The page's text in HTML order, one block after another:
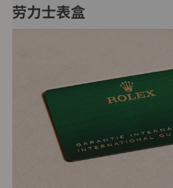
每只劳力士腕表均附有全球五年保用
章，此印章是超卓天文台精密时计的
劳力士表盒
送礼之用亦非常合适，接收礼物者会